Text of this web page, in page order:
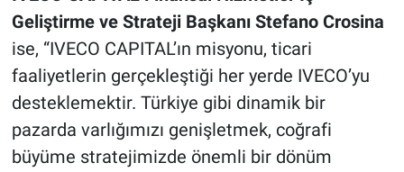
Geliştirme ve Strateji Başkanı Stefano Crosina
ise, “IVECO CAPITAL’ın misyonu, ticari
faaliyetlerin gerçekleştiği her yerde IVECO’yu
desteklemektir. Türkiye gibi dinamik bir
pazarda varlığımızı genişletmek, coğrafi
büyüme stratejimizde önemli bir dönüm